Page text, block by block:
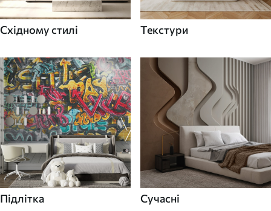
Східному стилі Текстури
Підлітка Сучасні